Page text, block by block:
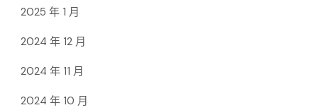
2025 年 1 月
2024 年 12 月
2024 年 11 月
2024 年 10 月